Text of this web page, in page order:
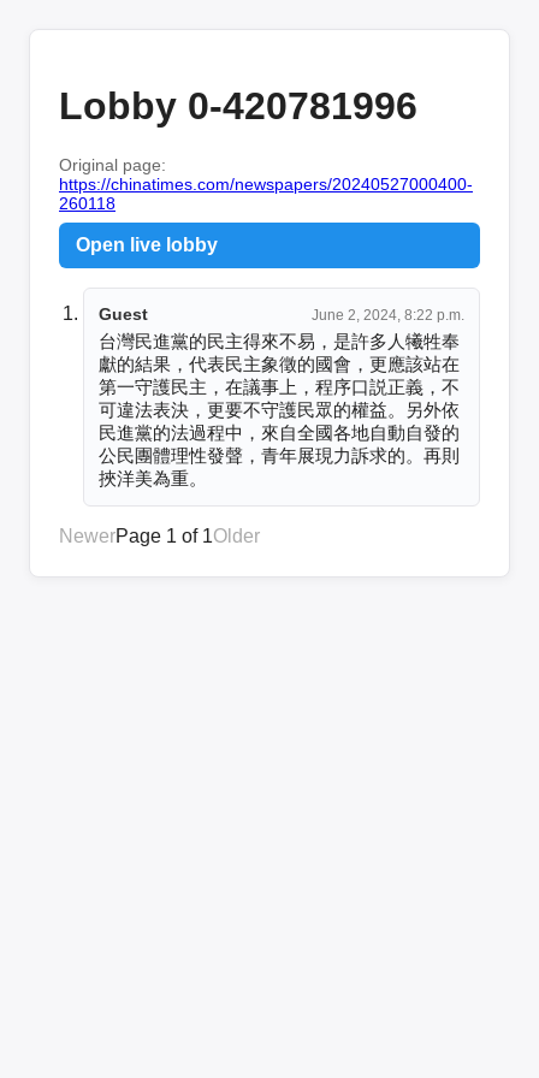
Lobby 0-420781996
Original page:
https://chinatimes.com/newspapers/20240527000400-
260118
Open live lobby
Guest June 2, 2024, 8:22 p.m.
台灣民進黨的民主得來不易，是許多人犧牲奉
獻的結果，代表民主象徵的國會，更應該站在
第一守護民主，在議事上，程序口説正義，不
可違法表決，更要不守護民眾的權益。另外依
民進黨的法過程中，來自全國各地自動自發的
公民團體理性發聲，青年展現力訴求的。再則
挾洋美為重。
NewerPage 1 of 1Older